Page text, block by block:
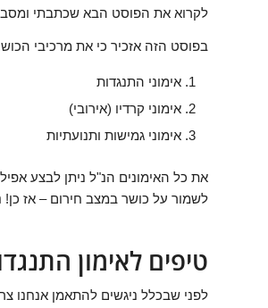
לקרוא את הפוסט הבא שכתבתי
בפוסט הזה אזכיר כי את מרכיבי
אימוני התנגדות
אימוני קרדיו (אירובי)
אימוני גמישות ותנועתיות
את כל האימונים הנ"ל ניתן לבצע
לשמור על כושר במצב חירום – אז
טיפים לאימון
לפני שבכלל ניגשים להתאמן אנחנו